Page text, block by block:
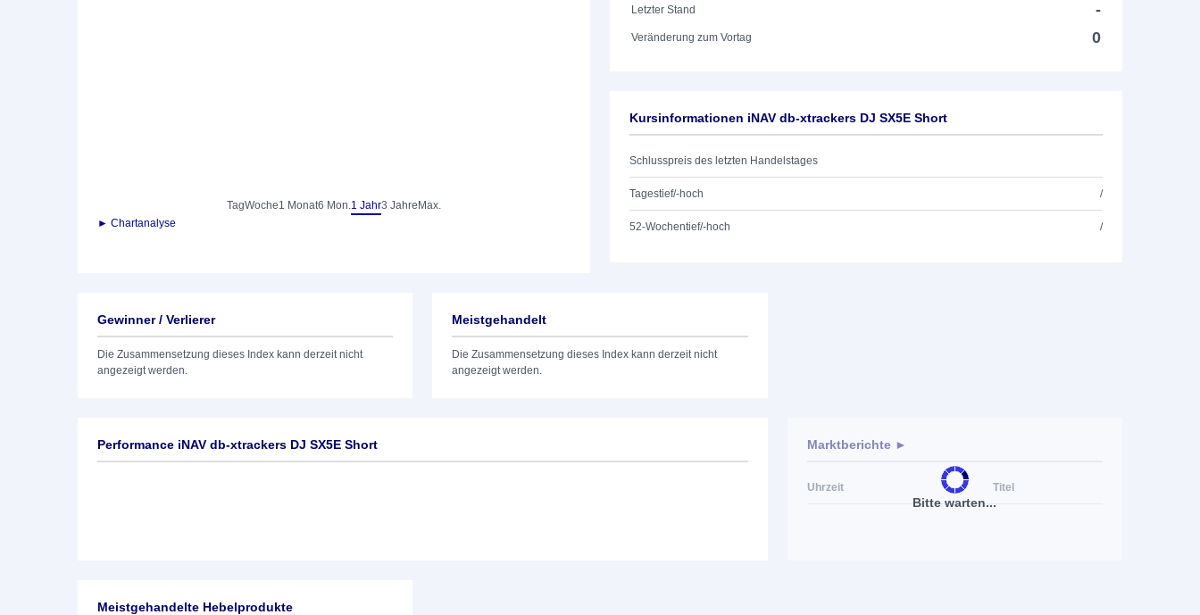
TagWoche1 Monat6 Mon.1 Jahr3 Jahre Max.
► Chartanalyse
Letzter Stand
-
Veränderung zum Vortag 0
Kursinformationen iNAV db-xtrackers DJ SX5E Short
Schlusspreis des letzten Handelstages
Tagestief/-hoch /
52-Wochentief/-hoch /
Gewinner / Verlierer
Die Zusammensetzung dieses Index kann derzeit nicht
angezeigt werden.
Meistgehandelt
Die Zusammensetzung dieses Index kann derzeit nicht
angezeigt werden.
Performance iNAV db-xtrackers DJ SX5E Short
Bitte warten...
Marktberichte ►
Uhrzeit Titel
Meistgehandelte Hebelprodukte